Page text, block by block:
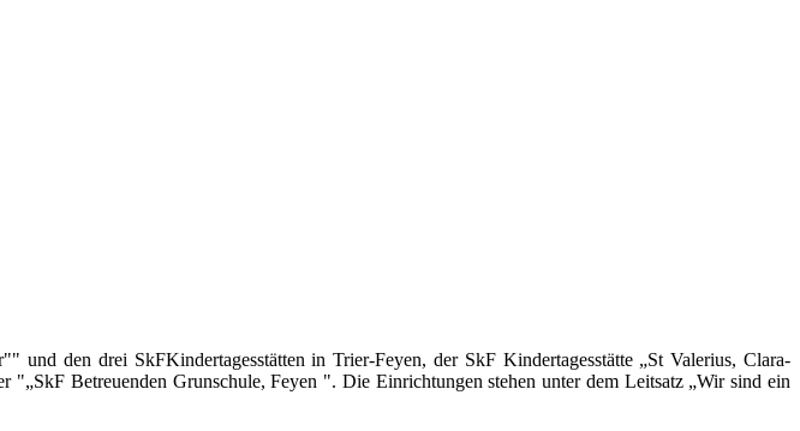
den drei SkFKindertagesstätten in Trier-Feyen, der SkF Kindertagesstätte „St Valerius, Clara-
Betreuenden Grunschule, Feyen ". Die Einrichtungen stehen unter dem Leitsatz „Wir sind ein